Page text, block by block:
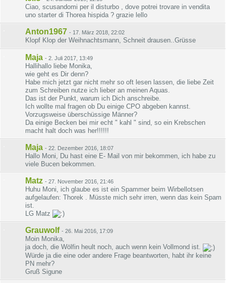
Ciao, scusandomi per il disturbo , dove potrei trovare in vendita
uno starter di Thorea hispida ? grazie lello
Anton1967 - 17. März 2018, 22:02
Klopf Klop der Weihnachtsmann, Schneit drausen..Grüsse
Maja - 2. Juli 2017, 13:49
Hallihallo liebe Monika,
wie geht es Dir denn?
Habe mich jetzt gar nicht mehr so oft lesen lassen, die liebe Zeit
zum Schreiben nutze ich lieber an meinen Aquas.
Das ist der Punkt, warum ich Dich anschreibe.
Ich wollte mal fragen ob Du einige CPO abgeben kannst.
Vorzugsweise überschüssige Männer?
Da einige Becken bei mir echt " kahl " sind, so ein Krebschen
macht halt doch was her!!!!!!
Maja - 22. Dezember 2016, 18:07
Hallo Moni, Du hast eine E- Mail von mir bekommen, ich habe zu
viele Bucen bekommen.
Matz - 27. November 2016, 21:46
Huhu Moni, ich glaube es ist ein Spammer beim Wirbellotsen
aufgelaufen: Thorek . Müsste mich sehr irren, wenn das kein Spam
ist.
LG Matz
Grauwolf - 26. Mai 2016, 17:09
Moin Monika,
ja doch, die Wölfin heult noch, auch wenn kein Vollmond ist.
Würde ja die eine oder andere Frage beantworten, habt ihr keine
PN mehr?
Gruß Sigune